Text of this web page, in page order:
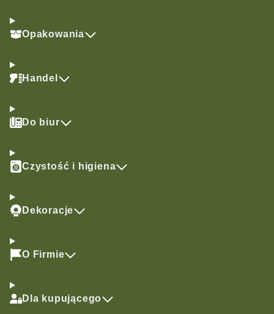
Opakowania
Handel
Do biur
Czystość i higiena
Dekoracje
O Firmie
Dla kupującego